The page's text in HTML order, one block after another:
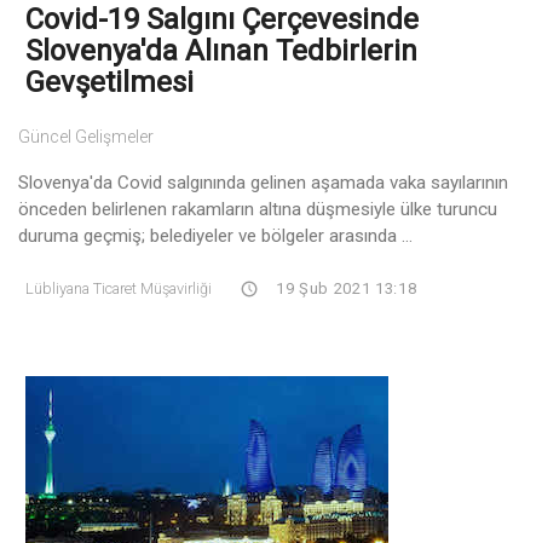
Covid-19 Salgını Çerçevesinde
Slovenya'da Alınan Tedbirlerin
Gevşetilmesi
Güncel Gelişmeler
Slovenya'da Covid salgınında gelinen aşamada vaka sayılarının
önceden belirlenen rakamların altına düşmesiyle ülke turuncu
duruma geçmiş; belediyeler ve bölgeler arasında ...
Lübliyana Ticaret Müşavirliği 19 Şub 2021 13:18